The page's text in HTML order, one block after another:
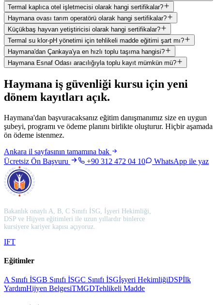
Termal kaplıca otel işletmecisi olarak hangi sertifikalar?
Haymana ovası tarım operatörü olarak hangi sertifikalar?
Küçükbaş hayvan yetiştiricisi olarak hangi sertifikalar?
Termal su klor-pH yönetimi için tehlikeli madde eğitimi şart mı?
Haymana'dan Çankaya'ya en hızlı toplu taşıma hangisi?
Haymana Esnaf Odası aracılığıyla toplu kayıt mümkün mü?
Haymana iş güvenliği kursu için yeni
dönem kayıtları açık.
Haymana'dan başvuracaksanız eğitim danışmanımız size en uygun
şubeyi, programı ve ödeme planını birlikte oluşturur. Hiçbir aşamada
ön ödeme istenmez.
Ankara il sayfasının tamamına bak
Ücretsiz Ön Başvuru
+90 312 472 04 10 WhatsApp ile yaz
Bakanlık onaylı A, B, C Sınıfı İSG, İşyeri Hekimliği,
DSP ve Hijyen eğitimleri ile uzun yıllardır binlerce
kursiyere kariyer kapısı açıyoruz.
IFT
Eğitimler
A Sınıfı İSGB Sınıfı İSGC Sınıfı İSGİşyeri HekimliğiDSPİlk
YardımHijyen BelgesiTMGDTehlikeli Madde